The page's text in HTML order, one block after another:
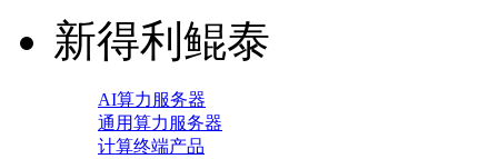
新得利鲲泰
AI算力服务器
通用算力服务器
计算终端产品